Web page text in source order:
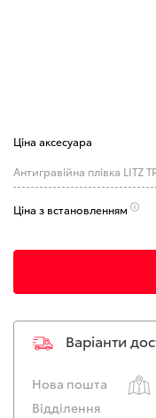
Ціна аксесуара
Ціна з встановленням
Варіанти
Нова пошта
Відділення